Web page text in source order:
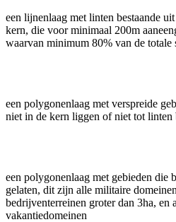
een lijnenlaag met linten bestaande
kern, die voor minimaal 200m
waarvan minimum 80% van de totale
een polygonenlaag met verspreide
niet in de kern liggen of niet tot linten
een polygonenlaag met gebieden die
gelaten, dit zijn alle militaire
bedrijventerreinen groter dan 3ha, en
vakantiedomeinen